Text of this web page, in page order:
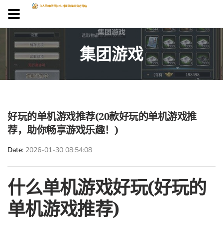
集团游戏
好玩的单机游戏推荐(20款好玩的单机游戏推
荐，助你畅享游戏乐趣！)
Date 2026-01-30 08:54:08
什么单机游戏好玩(好玩的
单机游戏推荐)